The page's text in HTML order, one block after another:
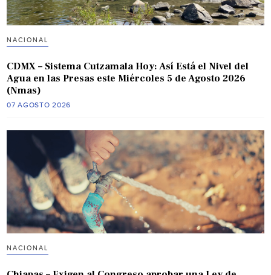
NACIONAL
CDMX – Sistema Cutzamala Hoy: Así Está el Nivel del
Agua en las Presas este Miércoles 5 de Agosto 2026
(Nmas)
07 AGOSTO 2026
NACIONAL